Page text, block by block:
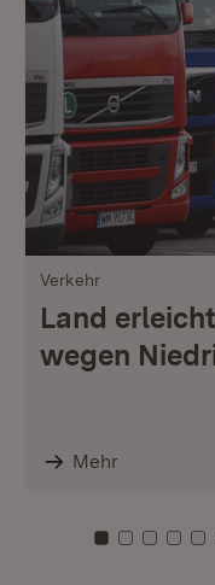
Verkehr
Land
wegen
Mehr
Zu Kachel:
ZuZuZu